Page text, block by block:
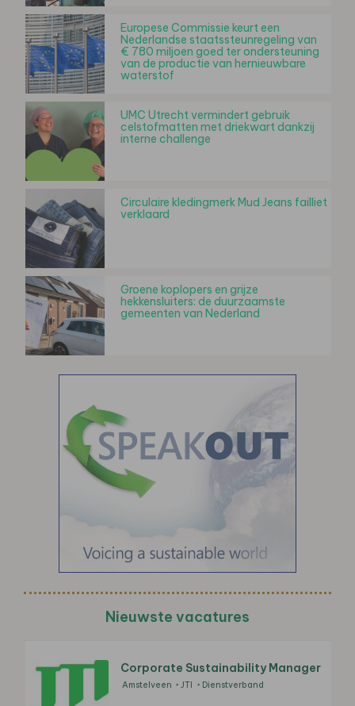
Europese Commissie keurt een
Nederlandse staatssteunregeling van
€ 780 miljoen goed ter ondersteuning
van de productie van hernieuwbare
waterstof
UMC Utrecht vermindert gebruik
celstofmatten met driekwart dankzij
interne challenge
Circulaire kledingmerk Mud Jeans failliet
verklaard
Groene koplopers en grijze
hekkensluiters: de duurzaamste
gemeenten van Nederland
Nieuwste vacatures
Corporate Sustainability Manager
Amstelveen JTI Dienstverband